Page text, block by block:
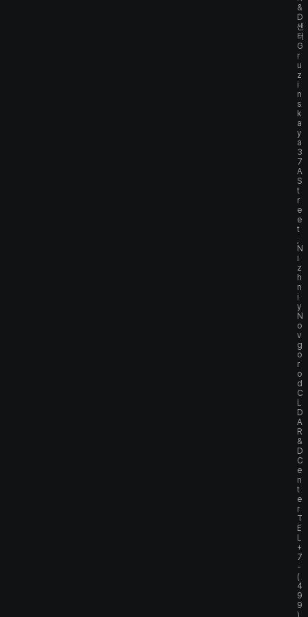
&
D
센
터
G
r
u
z
i
n
s
k
a
y
a
3
7
A
S
t
r
e
e
t
N
i
z
h
n
i
y
N
o
v
g
o
r
o
d
C
L
D
A
R
&
D
C
e
n
t
e
r
T
E
L
+
7
-
(
4
9
9
)